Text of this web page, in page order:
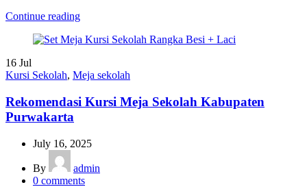
Continue reading
16 Jul
Kursi Sekolah, Meja sekolah
Rekomendasi Kursi Meja Sekolah Kabupaten
Purwakarta
July 16, 2025
By
admin
0 comments